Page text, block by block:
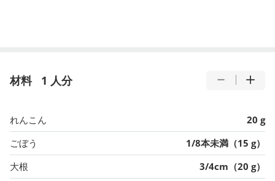
材料 1 人分
れんこん
20 g
ごぼう
1/8本未満（15 g）
大根
3/4cm（20 g）